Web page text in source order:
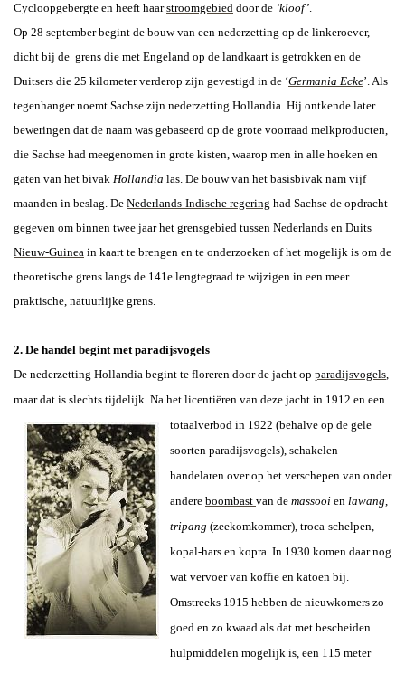
Cycloopgebergte en heeft haarstroomgebied door de ‘kloof’.
Op 28 september begint de bouw van een nederzetting op de linkeroever,
dicht bij de grens die met Engeland op de landkaart is getrokken en de
Duitsers die 25 kilometer verderop zijn gevestigd in de ‘Germania Ecke’. Als
tegenhanger noemt Sachse zijn nederzetting Hollandia. Hij ontkende later
beweringen dat de naam was gebaseerd op de grote voorraad melkproducten,
die Sachse had meegenomen in grote kisten, waarop men in alle hoeken en
gaten van het bivak Hollandia las. De bouw van het basisbivak nam vijf
maanden in beslag. De Nederlands-Indische regering had Sachse de opdracht
gegeven om binnen twee jaar het grensgebied tussen Nederlands en Duits
Nieuw-Guinea in kaart te brengen en te onderzoeken of het mogelijk is om de
theoretische grens langs de 141e lengtegraad te wijzigen in een meer
praktische, natuurlijke grens.
2. De handel begint met paradijsvogels
De nederzetting Hollandia begint te floreren door de jacht op paradijsvogels,
maar dat is slechts tijdelijk. Na het licentiëren van deze jacht in 1912 en een
totaalverbod in 1922 (behalve op de gele
soorten paradijsvogels), schakelen
handelaren over op het verschepen van onder
andere boombast van de massooi en lawang,
tripang (zeekomkommer), troca-schelpen,
kopal-hars en kopra. In 1930 komen daar nog
wat vervoer van koffie en katoen bij.
Omstreeks 1915 hebben de nieuwkomers zo
goed en zo kwaad als dat met bescheiden
hulpmiddelen mogelijk is, een 115 meter